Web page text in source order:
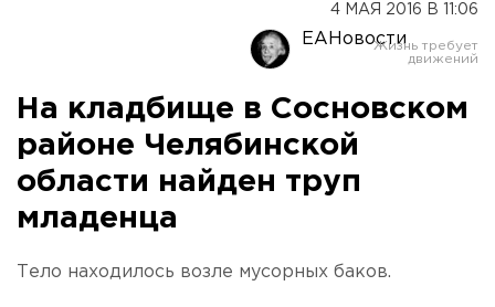
4 МАЯ 2016 В 11:06
ЕАНовости
На кладбище в Сосновском
районе Челябинской
области найден труп
младенца
Тело находилось возле мусорных баков.